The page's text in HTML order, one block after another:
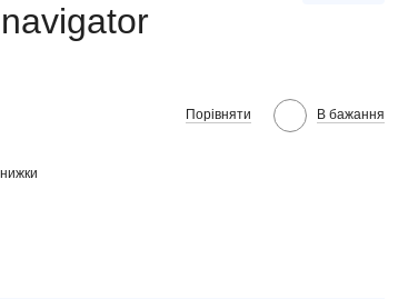
Порівняти В бажання